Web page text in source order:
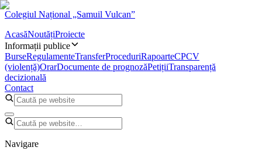
Colegiul Național „Samuil Vulcan”
AcasăNoutățiProiecte
Informații publice
BurseRegulamenteTransferProceduriRapoarteCPCV
(violență)OrarDocumente de prognozăPetițiiTransparență
decizională
Contact
Navigare